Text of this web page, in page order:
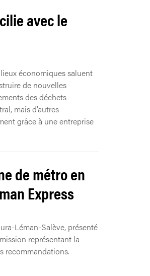
avec le
économiques saluent
de nouvelles
des déchets
mais d’autres
grâce à une entreprise
de métro en
Express
Léman-Salève, présenté
représentant la
recommandations.